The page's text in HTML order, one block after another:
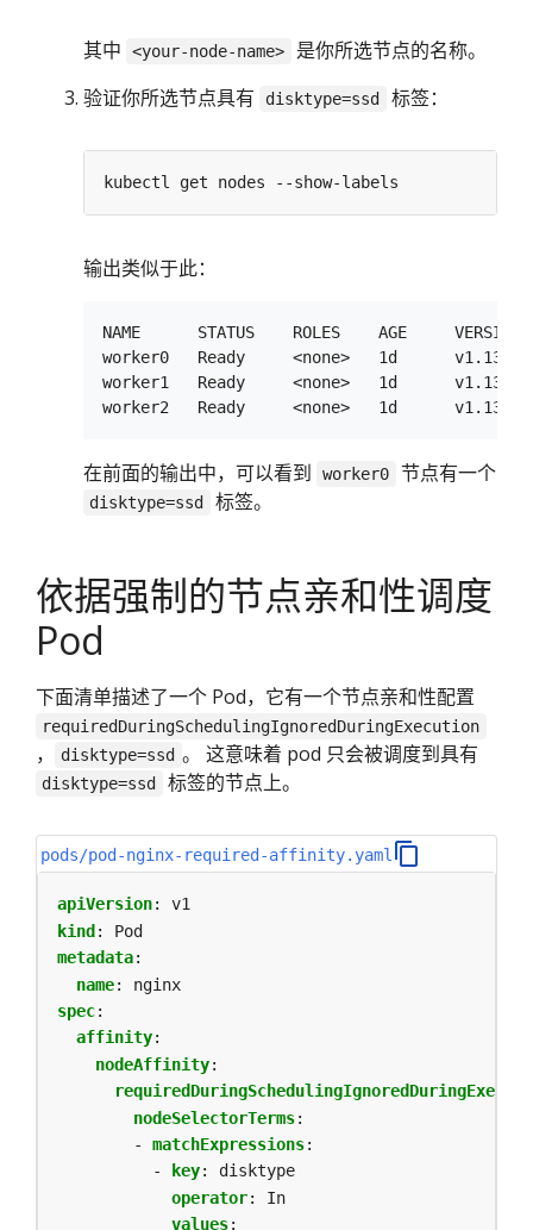
其中 <your-node-name>
是你所选节点的名称。
验证你所选节点具有
disktype=ssd 标签：
输出类似于此：
NAME      STATUS    ROLES    AGE
worker0   Ready     <none>   1d      v1.13.0
worker1   Ready     <none>   1d
在前面的输出中，可以看到 worker0 节点有一个
disktype=ssd 标签。
依据强制的节点亲和性调度
Pod
下面清单描述了一个 Pod，它有一个节点亲和性配置
requiredDuringSchedulingIgnoredDuringExecution
， disktype=ssd 。 这意味着 pod 只会被调度到具有
disktype=ssd 标签的节点上。
pods/pod-nginx-required-affinity.yaml
apiVersion:
v1
kind :
Pod
metadata:
name:
nginx
spec:
affinity:
nodeAffinity:
nodeSelectorTerms:
- matchExpressions:
-
key:
disktype
operator:
In
values: